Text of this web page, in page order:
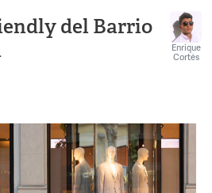
del Barrio
Enrique
Cortés